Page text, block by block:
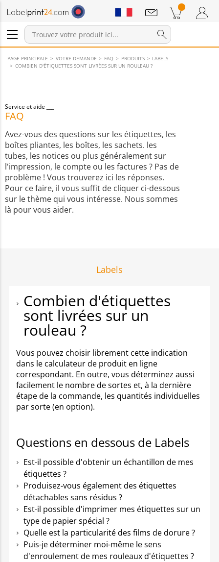
Connexion / Inscription
Produits dans le panier
Annonces
PAGE PRINCIPALE VOTRE DEMANDE FAQ PRODUITS
LABELS
COMBIEN D'ÉTIQUETTES SONT LIVRÉES SUR UN ROULEAU ?
Service et aide
FAQ
Avez-vous des questions sur les étiquettes, les
boîtes pliantes, les boîtes, les sachets. les
tubes, les notices ou plus généralement sur
l'impression, le compte ou les factures ? Pas de
problème ! Vous trouverez ici les réponses.
Pour ce faire, il vous suffit de cliquer ci-dessous
sur le thème qui vous intéresse. Nous sommes
là pour vous aider.
Labels
Combien d'étiquettes
sont livrées sur un
rouleau ?
Vous pouvez choisir librement cette indication
dans le calculateur de produit en ligne
correspondant. En outre, vous déterminez aussi
facilement le nombre de sortes et, à la dernière
étape de la commande, les quantités individuelles
par sorte (en option).
Questions en dessous de Labels
Est-il possible d'obtenir un échantillon de mes
étiquettes ?
Produisez-vous également des étiquettes
détachables sans résidus ?
Est-il possible d'imprimer mes étiquettes sur un
type de papier spécial ?
Quelle est la particularité des films de dorure ?
Puis-je déterminer moi-même le sens
d'enroulement de mes rouleaux d'étiquettes ?